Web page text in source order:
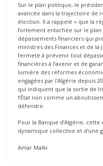
Sur le plan politique, le
avancée dans la trajectoire de
élection. Il a rappelé « que la
fortement entachée sur le
dépassements financiers qui
ministres des Finances et de
fermeté à prévenir tout
financières à l’avenir et de
lumière des réformes
engagées par l’Algérie depuis
qui indiquent que la sortie de
l’État non comme un
défendre.
Pour la Banque d’Algérie, cette
dynamique collective et d’une
Amar Malki